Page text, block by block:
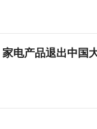
电产品退出中国